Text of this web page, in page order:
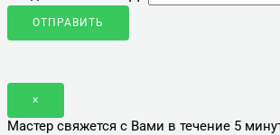
ОТПРАВИТЬ
×
Мастер свяжется с Вами в течение 5